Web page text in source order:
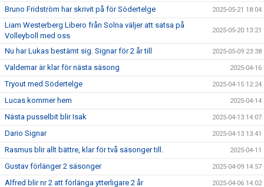
Bruno Fridström har skrivit på för Södertelge 2025-05-21 18:04
Liam Westerberg Libero från Solna väljer att satsa på
Volleyboll med oss
2025-05-20 13:21
Nu har Lukas bestämt sig. Signar för 2 år till 2025-05-09 23:38
Valdemar är klar för nästa säsong 2025-04-16
Tryout med Södertelge 2025-04-15 12:24
Lucas kommer hem 2025-04-14
Nästa pusselbit blir Isak 2025-04-13 14:07
Dario Signar 2025-04-13 13:41
Rasmus blir allt bättre, klar för två säsonger till. 2025-04-11
Gustav förlänger 2 säsonger 2025-04-09 14:57
Alfred blir nr 2 att förlänga ytterligare 2 år 2025-04-06 14:02